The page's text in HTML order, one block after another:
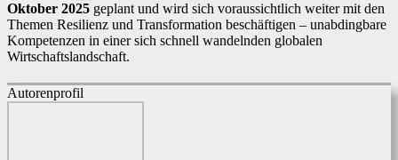
Oktober 2025 geplant und wird sich voraussichtlich weiter mit den
Themen Resilienz und Transformation beschäftigen – unabdingbare
Kompetenzen in einer sich schnell wandelnden globalen
Wirtschaftslandschaft.
Autorenprofil